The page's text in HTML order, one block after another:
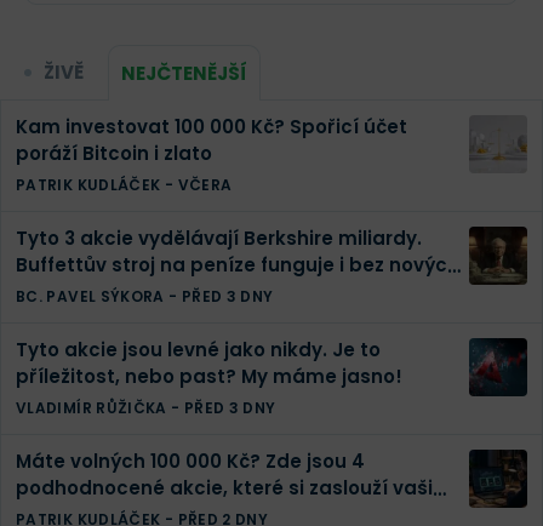
ŽIVĚ NEJČTENĚJŠÍ
Kam investovat 100 000 Kč? Spořicí účet
poráží Bitcoin i zlato
PATRIK KUDLÁČEK - VČERA
Tyto 3 akcie vydělávají Berkshire miliardy.
Buffettův stroj na peníze funguje i bez nových
investic
BC. PAVEL SÝKORA - PŘED 3 DNY
Tyto akcie jsou levné jako nikdy. Je to
příležitost, nebo past? My máme jasno!
VLADIMÍR RŮŽIČKA - PŘED 3 DNY
Máte volných 100 000 Kč? Zde jsou 4
podhodnocené akcie, které si zaslouží vaši
pozornost
PATRIK KUDLÁČEK - PŘED 2 DNY